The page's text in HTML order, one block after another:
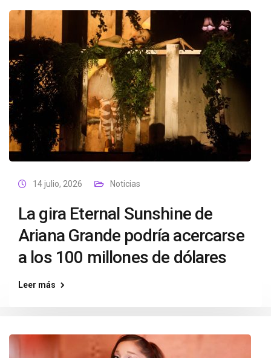
14 julio, 2026 Noticias
La gira Eternal Sunshine de
Ariana Grande podría acercarse
a los 100 millones de dólares
Leer más